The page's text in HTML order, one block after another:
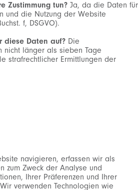
Zustimmung tun? Ja, da die Daten für
und die Nutzung der Website
f, DSGVO).
diese Daten auf? Die
nicht länger als sieben Tage
strafrechtlicher Ermittlungen der
navigieren, erfassen wir als
zum Zweck der Analyse und
Ihrer Präferenzen und Ihrer
verwenden Technologien wie